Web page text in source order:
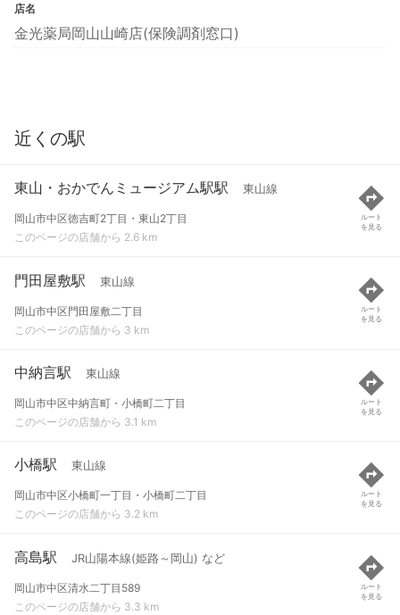
店名
金光薬局岡山山崎店(保険調剤窓口)
近くの駅
東山・おかでんミュージアム駅駅 東山線
岡山市中区徳吉町2丁目・東山2丁目
このページの店舗から 2.6 km
ルート
を見る
門田屋敷駅 東山線
岡山市中区門田屋敷二丁目
このページの店舗から 3 km
ルート
を見る
中納言駅 東山線
岡山市中区中納言町・小橋町二丁目
このページの店舗から 3.1 km
ルート
を見る
小橋駅 東山線
岡山市中区小橋町一丁目・小橋町二丁目
このページの店舗から 3.2 km
ルート
を見る
高島駅 JR山陽本線(姫路～岡山) など
岡山市中区清水二丁目589
このページの店舗から 3.3 km
ルート
を見る